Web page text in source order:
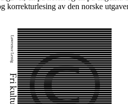
korrekturlesing av den norske